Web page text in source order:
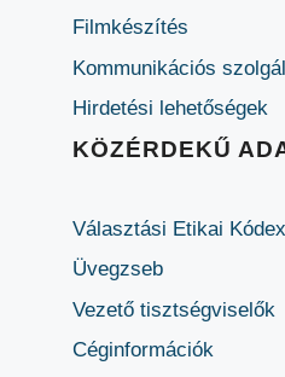
Filmkészítés
Kommunikációs
Hirdetési lehetőségek
KÖZÉRDEKŰ
Választási Etikai
Üvegzseb
Vezető tisztségviselők
Céginformációk